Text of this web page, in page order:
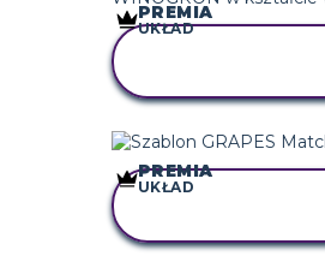
PREMIA
UKŁAD
PREMIA
UKŁAD